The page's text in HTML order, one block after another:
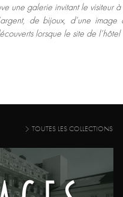
une galerie invitant le visiteur
de bijoux, d’une
lorsque le site de
TOUTES LES COLLECTIONS